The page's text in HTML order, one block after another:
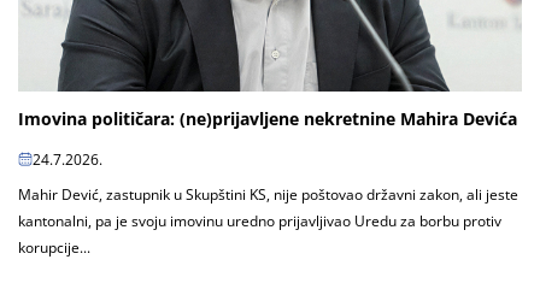
Imovina političara: (ne)prijavljene nekretnine Mahira Devića
24.7.2026.
Mahir Dević, zastupnik u Skupštini KS, nije poštovao državni zakon, ali jeste
kantonalni, pa je svoju imovinu uredno prijavljivao Uredu za borbu protiv
korupcije...